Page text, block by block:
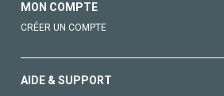
MON COMPTE
CRÉER UN COMPTE
AIDE & SUPPORT